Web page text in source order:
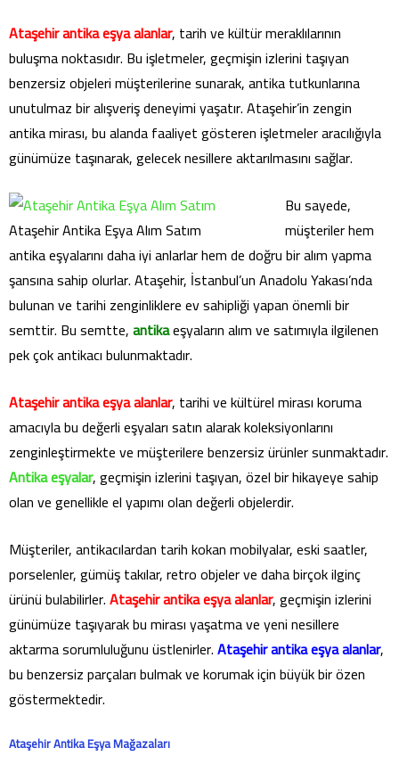
Ataşehir antika eşya alanlar, tarih ve kültür meraklılarının
buluşma noktasıdır. Bu işletmeler, geçmişin izlerini taşıyan
benzersiz objeleri müşterilerine sunarak, antika tutkunlarına
unutulmaz bir alışveriş deneyimi yaşatır. Ataşehir’in zengin
antika mirası, bu alanda faaliyet gösteren işletmeler aracılığıyla
günümüze taşınarak, gelecek nesillere aktarılmasını sağlar.
Ataşehir Antika Eşya Alım Satım
Bu sayede,
müşteriler hem
antika eşyalarını daha iyi anlarlar hem de doğru bir alım yapma
şansına sahip olurlar. Ataşehir, İstanbul’un Anadolu Yakası’nda
bulunan ve tarihi zenginliklere ev sahipliği yapan önemli bir
semttir. Bu semtte,antikaeşyaların alım ve satımıyla ilgilenen
pek çok antikacı bulunmaktadır.
Ataşehir antika eşya alanlar, tarihi ve kültürel mirası koruma
amacıyla bu değerli eşyaları satın alarak koleksiyonlarını
zenginleştirmekte ve müşterilere benzersiz ürünler sunmaktadır.
Antika eşyalar, geçmişin izlerini taşıyan, özel bir hikayeye sahip
olan ve genellikle el yapımı olan değerli objelerdir.
Müşteriler, antikacılardan tarih kokan mobilyalar, eski saatler,
porselenler, gümüş takılar, retro objeler ve daha birçok ilginç
ürünü bulabilirler.Ataşehir antika eşya alanlar, geçmişin izlerini
günümüze taşıyarak bu mirası yaşatma ve yeni nesillere
aktarma sorumluluğunu üstlenirler.Ataşehir antika eşya alanlar,
bu benzersiz parçaları bulmak ve korumak için büyük bir özen
göstermektedir.
Ataşehir Antika Eşya Mağazaları